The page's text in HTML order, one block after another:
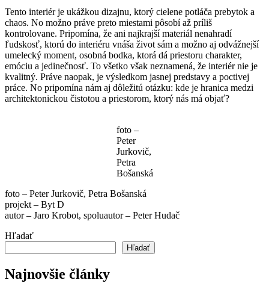
Tento interiér je ukážkou dizajnu, ktorý cielene potláča prebytok a
chaos. No možno práve preto miestami pôsobí až príliš
kontrolovane. Pripomína, že ani najkrajší materiál nenahradí
ľudskosť, ktorú do interiéru vnáša život sám a možno aj odvážnejší
umelecký moment, osobná bodka, ktorá dá priestoru charakter,
emóciu a jedinečnosť. To všetko však neznamená, že interiér nie je
kvalitný. Práve naopak, je výsledkom jasnej predstavy a poctivej
práce. No pripomína nám aj dôležitú otázku: kde je hranica medzi
architektonickou čistotou a priestorom, ktorý nás má objať?
foto –
Peter
Jurkovič,
Petra
Bošanská
foto – Peter Jurkovič, Petra Bošanská
projekt – Byt D
autor – Jaro Krobot, spoluautor – Peter Hudač
Hľadať
Hľadať
Najnovšie články